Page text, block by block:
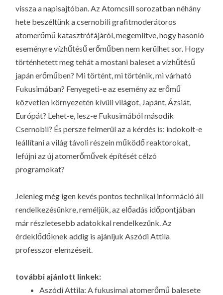
vissza a napisajtóban. Az Atomcsill sorozatban néhány
hete beszéltünk a csernobili grafitmoderátoros
atomerőmű katasztrófájáról, megemlítve, hogy hasonló
eseményre vízhűtésű erőműben nem kerülhet sor. Hogy
történhetett meg tehát a mostani baleset a vízhűtésű
japán erőműben? Mi történt, mi történik, mi várható
Fukusimában? Fenyegeti-e az esemény az erőmű
közvetlen környezetén kívüli világot, Japánt, Ázsiát,
Európát? Lehet-e, lesz-e Fukusimából második
Csernobil? És persze felmerül az a kérdés is: indokolt-e
leállítani a világ távoli részein működő reaktorokat,
lefújni az új atomerőművek építését célzó
programokat?
Jelenleg még igen kevés pontos technikai információ áll
rendelkezésünkre, reméljük, az előadás időpontjában
már részletesebb adatokkal rendelkezünk. Az
érdeklődőknek addig is ajánljuk Aszódi Attila
professzor elemzéseit.
további ajánlott linkek:
Aszódi Attila: A fukusimai atomerőmű balesete